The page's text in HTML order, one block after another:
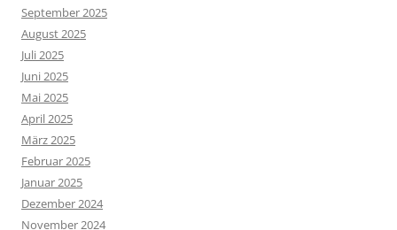
September 2025
August 2025
Juli 2025
Juni 2025
Mai 2025
April 2025
März 2025
Februar 2025
Januar 2025
Dezember 2024
November 2024